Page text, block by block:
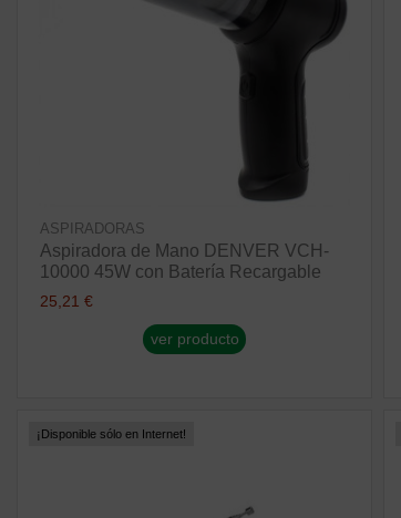
ASPIRADORAS
Aspiradora de Mano DENVER VCH-
10000 45W con Batería Recargable
25,21 €
ver producto
¡Disponible sólo en Internet!